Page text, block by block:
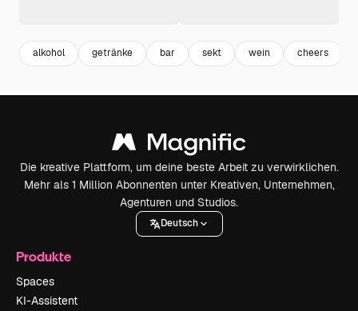
alkohol getränke bar sekt wein cheers
Die kreative Plattform, um deine beste Arbeit zu verwirklichen.
Mehr als 1 Million Abonnenten unter Kreativen, Unternehmen,
Agenturen und Studios.
Deutsch
Produkte
Spaces
KI-Assistent